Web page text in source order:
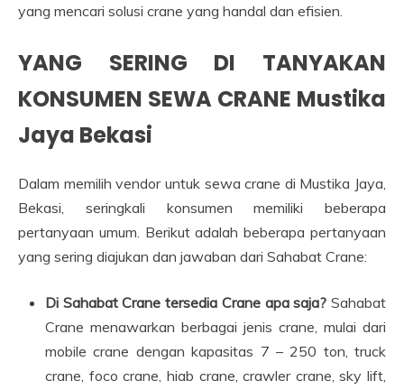
yang mencari solusi crane yang handal dan efisien.
YANG SERING DI TANYAKAN
KONSUMEN SEWA CRANE Mustika
Jaya Bekasi
Dalam memilih vendor untuk sewa crane di Mustika Jaya,
Bekasi, seringkali konsumen memiliki beberapa
pertanyaan umum. Berikut adalah beberapa pertanyaan
yang sering diajukan dan jawaban dari Sahabat Crane:
Di Sahabat Crane tersedia Crane apa saja? Sahabat
Crane menawarkan berbagai jenis crane, mulai dari
mobile crane dengan kapasitas 7 – 250 ton, truck
crane, foco crane, hiab crane, crawler crane, sky lift,